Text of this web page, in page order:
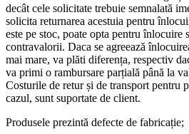
decât cele solicitate trebuie semnalată
solicita returnarea acestuia pentru
este pe stoc, poate opta pentru înlocuire
contravalorii. Daca se agreează
mai mare, va plăti diferența, respectiv
va primi o rambursare parțială până la
Costurile de retur și de transport pentru
cazul, sunt suportate de client.
Produsele prezintă defecte de fabricație;